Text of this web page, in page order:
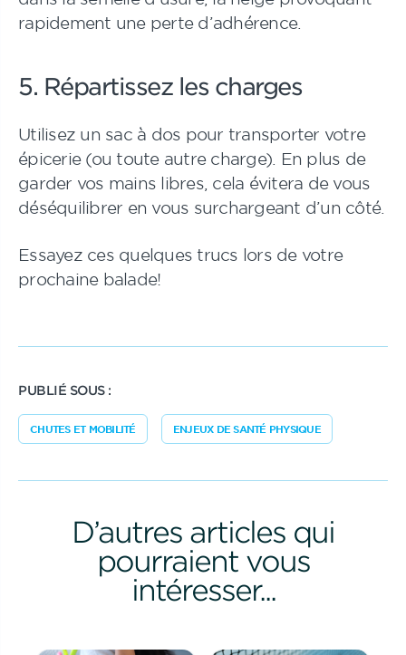
rapidement une perte d’adhérence.
5. Répartissez les charges
Utilisez un sac à dos pour transporter votre
épicerie (ou toute autre charge). En plus de
garder vos mains libres, cela évitera de vous
déséquilibrer en vous surchargeant d’un côté.
Essayez ces quelques trucs lors de votre
prochaine balade!
PUBLIÉ SOUS :
CHUTES ET MOBILITÉ ENJEUX DE SANTÉ PHYSIQUE
D’autres articles qui
pourraient vous
intéresser...